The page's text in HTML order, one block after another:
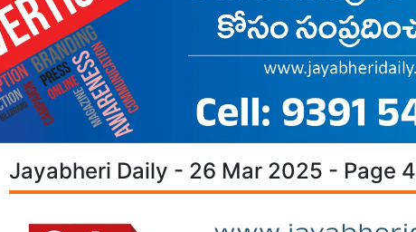
Jayabheri Daily - 26 Mar 2025 - Page 4